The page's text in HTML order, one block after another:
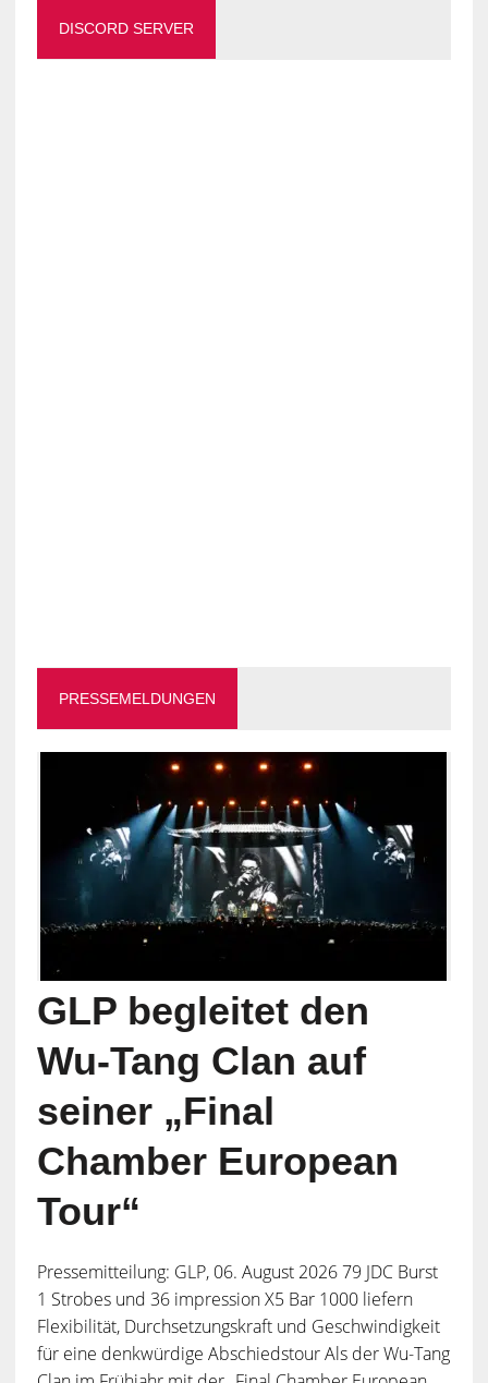
DISCORD SERVER
PRESSEMELDUNGEN
GLP begleitet den
Wu-Tang Clan auf
seiner „Final
Chamber European
Tour“
Pressemitteilung: GLP, 06. August 2026 79 JDC Burst
1 Strobes und 36 impression X5 Bar 1000 liefern
Flexibilität, Durchsetzungskraft und Geschwindigkeit
für eine denkwürdige Abschiedstour Als der Wu-Tang